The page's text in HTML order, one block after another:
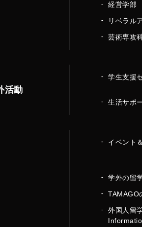
経営学部
リベラル
芸術専攻
活動
学生支援
生活サポ
イベント
学外の留
TAMAGO
外国人留